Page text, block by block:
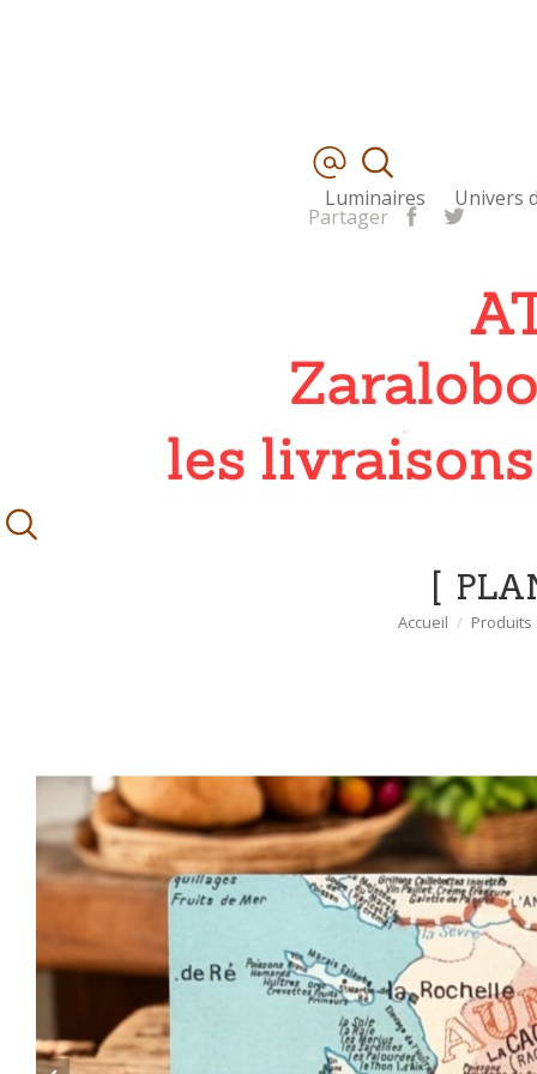
Partager
Luminaires Univers
Accueil Produits